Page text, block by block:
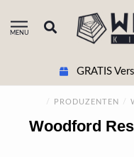
MENU
GRATIS
/ PRODUZENTEN /
Woodford